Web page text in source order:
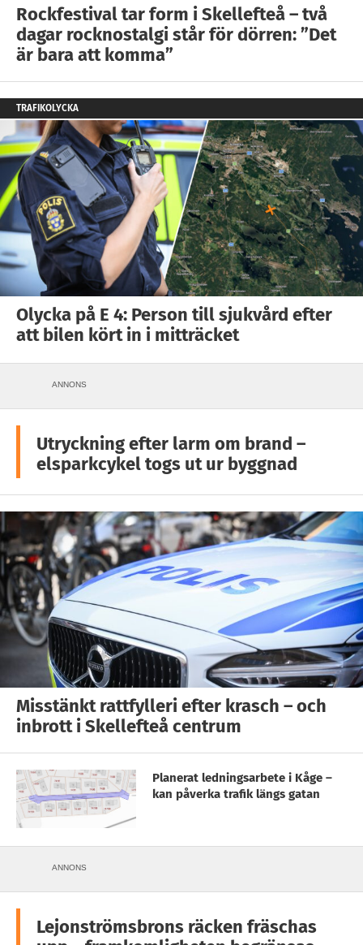
Rockfestival tar form i Skellefteå – två
dagar rocknostalgi står för dörren: ”Det
är bara att komma”
TRAFIKOLYCKA
Olycka på E 4: Person till sjukvård efter
att bilen kört in i mitträcket
ANNONS
Utryckning efter larm om brand –
elsparkcykel togs ut ur byggnad
Misstänkt rattfylleri efter krasch – och
inbrott i Skellefteå centrum
Planerat ledningsarbete i Kåge –
kan påverka trafik längs gatan
ANNONS
Lejonströmsbrons räcken fräschas